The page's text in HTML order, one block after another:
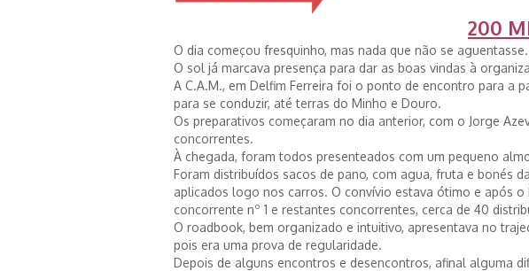
200
O dia começou fresquinho, mas nada que não se aguentasse.
O sol já marcava presença para dar as boas vindas à
A C.A.M., em Delfim Ferreira foi o ponto de encontro para a
para se conduzir, até terras do Minho e Douro.
Os preparativos começaram no dia anterior, com o Jorge
concorrentes.
À chegada, foram todos presenteados com um pequeno
Foram distribuídos sacos de pano, com agua, fruta e bonés
aplicados logo nos carros. O convívio estava ótimo e após
concorrente nº 1 e restantes concorrentes, cerca de 40
O roadbook, bem organizado e intuitivo, apresentava no
pois era uma prova de regularidade.
Depois de alguns encontros e desencontros, afinal alguma